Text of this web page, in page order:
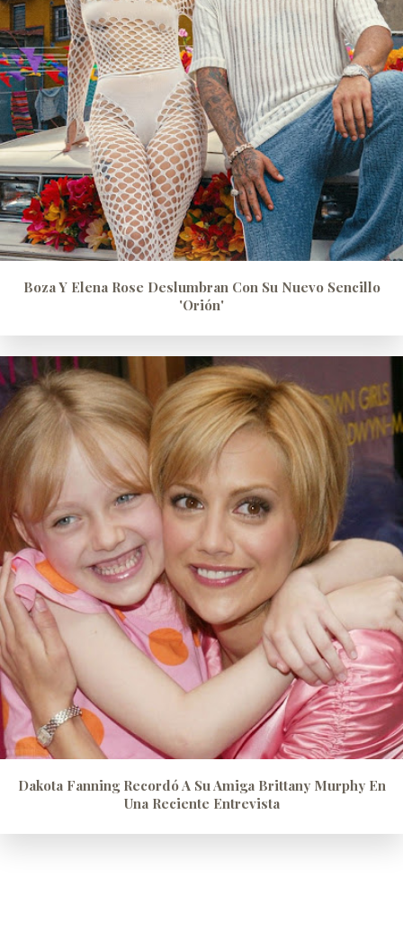
Boza Y Elena Rose Deslumbran Con Su Nuevo Sencillo
'Orión'
Dakota Fanning Recordó A Su Amiga Brittany Murphy En
Una Reciente Entrevista